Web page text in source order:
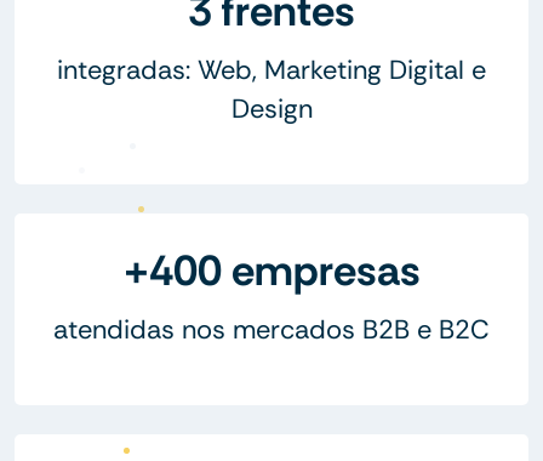
integradas: Web, Marketing Digital e
Design
+400 empresas
atendidas nos mercados B2B e B2C